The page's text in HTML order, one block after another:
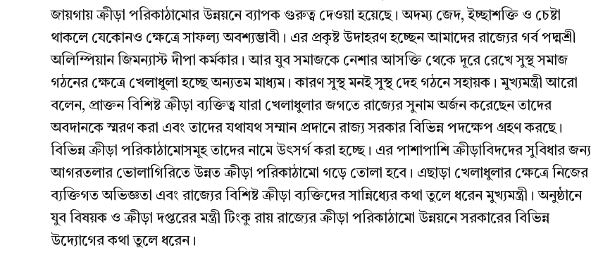
জায়গায় ক্রীড়া পরিকাঠামোর উন্নয়নে ব্যাপক গুরুত্ব দেওয়া হয়েছে। অদম্য জেদ, ইচ্ছাশক্তি ও চেষ্টা
থাকলে যেকোনও ক্ষেত্রে সাফল্য অবশ্যম্ভাবী। এর প্রকৃষ্ট উদাহরণ হচ্ছেন আমাদের রাজ্যের গর্ব পদ্মশ্রী
অলিম্পিয়ান জিমন্যাস্ট দীপা কর্মকার। আর যুব সমাজকে নেশার আসক্তি থেকে দূরে রেখে সুস্থ সমাজ
গঠনের ক্ষেত্রে খেলাধুলা হচ্ছে অন্যতম মাধ্যম। কারণ সুস্থ মনই সুস্থ দেহ গঠনে সহায়ক। মুখ্যমন্ত্রী আরো
বলেন, প্রাক্তন বিশিষ্ট ক্রীড়া ব্যক্তিত্ব যারা খেলাধুলার জগতে রাজ্যের সুনাম অর্জন করেছেন তাদের
অবদানকে স্মরণ করা এবং তাদের যথাযথ সম্মান প্রদানে রাজ্য সরকার বিভিন্ন পদক্ষেপ গ্রহণ করছে।
বিভিন্ন ক্রীড়া পরিকাঠামোসমূহ তাদের নামে উৎসর্গ করা হচ্ছে। এর পাশাপাশি ক্রীড়াবিদদের সুবিধার জন্য
আগরতলার ভোলাগিরিতে উন্নত ক্রীড়া পরিকাঠামো গড়ে তোলা হবে। এছাড়া খেলাধুলার ক্ষেত্রে নিজের
ব্যক্তিগত অভিজ্ঞতা এবং রাজ্যের বিশিষ্ট ক্রীড়া ব্যক্তিদের সান্নিধ্যের কথা তুলে ধরেন মুখ্যমন্ত্রী। অনুষ্ঠানে
যুব বিষয়ক ও ক্রীড়া দপ্তরের মন্ত্রী টিংকু রায় রাজ্যের ক্রীড়া পরিকাঠামো উন্নয়নে সরকারের বিভিন্ন
উদ্যোগের কথা তুলে ধরেন।